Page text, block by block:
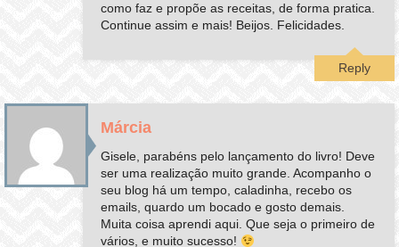
como faz e propõe as receitas, de forma pratica.
Continue assim e mais! Beijos. Felicidades.
Reply
Márcia
Gisele, parabéns pelo lançamento do livro! Deve
ser uma realização muito grande. Acompanho o
seu blog há um tempo, caladinha, recebo os
emails, quardo um bocado e gosto demais.
Muita coisa aprendi aqui. Que seja o primeiro de
vários, e muito sucesso!